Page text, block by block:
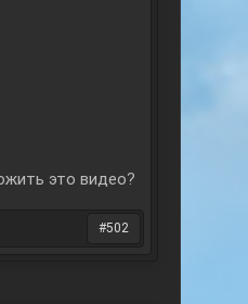
это видео?
#502